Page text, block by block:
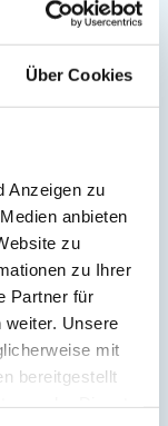
Über Cookies
Anzeigen zu
anbieten
zu
zu Ihrer
Partner für
weiter. Unsere
mit
bereitgestellt
Wohn- und
Die
Richtung Westen
über drei
sich ein
Somit
und
lädt zur
ist mit
Die
Aufzug, mit
werden. Die